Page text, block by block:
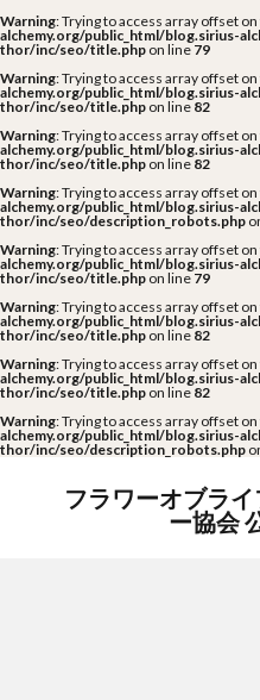
Warning: Trying to access array offset on
alchemy.org/public_html/blog.sirius-
thor/inc/seo/title.php on line 79
Warning: Trying to access array offset on
alchemy.org/public_html/blog.sirius-
thor/inc/seo/title.php on line 82
Warning: Trying to access array offset on
alchemy.org/public_html/blog.sirius-
thor/inc/seo/title.php on line 82
Warning: Trying to access array offset on
alchemy.org/public_html/blog.sirius-
thor/inc/seo/description_robots.php
Warning: Trying to access array offset on
alchemy.org/public_html/blog.sirius-
thor/inc/seo/title.php on line 79
Warning: Trying to access array offset on
alchemy.org/public_html/blog.sirius-
thor/inc/seo/title.php on line 82
Warning: Trying to access array offset on
alchemy.org/public_html/blog.sirius-
thor/inc/seo/title.php on line 82
Warning: Trying to access array offset on
alchemy.org/public_html/blog.sirius-
thor/inc/seo/description_robots.php
フラワーオブラ
ー協会